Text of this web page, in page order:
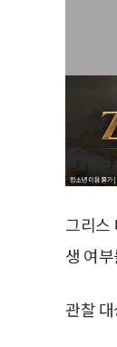
그리스
생 여
관찰